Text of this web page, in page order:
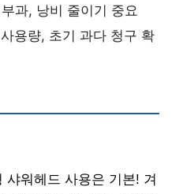
과, 낭비 줄이기 중요
용량, 초기 과다 청구 확
워헤드 사용은 기본! 겨